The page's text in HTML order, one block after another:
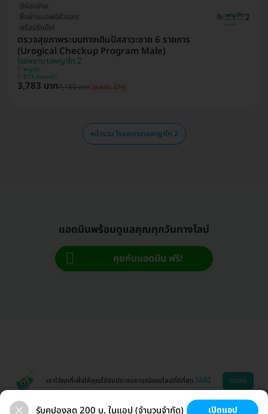
มีผ่อนจ่าย
ซื้อผ่านเเอพมีส่วนลด
พร้อมรับมือ!
ตรวจสุขภาพระบบทางเดินปัสสาวะชาย 6 รายการ
(Urogical Checkup Program Male)
โรงพยาบาลพญาไท 2
พญาไท
BTS สนามเป้า
3,783 บาท7,160 บาท ประหยัด 47%
หน้ารวม โรงพยาบาลพญาไท 2
แอดมินพร้อมดูแลคุณทุกวันทางไลน์
คุยกับแอดมิน ฟรี!
เราใช้คุกกี้เพื่อให้คุณได้รับประสบการณ์ออนไลน์ที่ดีที่สุด ได้ที่นี่ ตกลง
รับคูปองลด 200 บ. ในแอป (จำนวนจำกัด) เปิดแอป